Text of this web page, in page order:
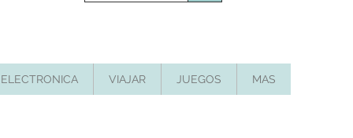
ELECTRONICA VIAJAR JUEGOS MAS